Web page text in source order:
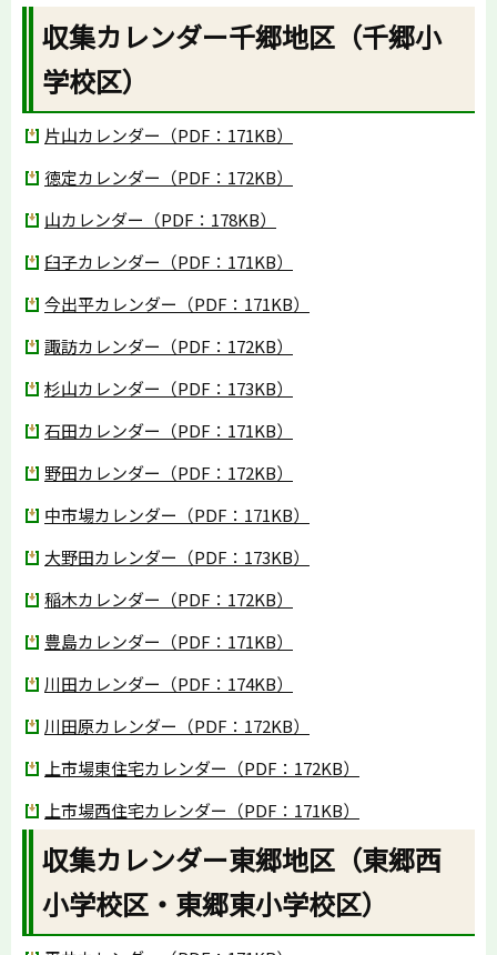
収集カレンダー千郷地区（千郷小
学校区）
片山カレンダー（PDF：171KB）
徳定カレンダー（PDF：172KB）
山カレンダー（PDF：178KB）
臼子カレンダー（PDF：171KB）
今出平カレンダー（PDF：171KB）
諏訪カレンダー（PDF：172KB）
杉山カレンダー（PDF：173KB）
石田カレンダー（PDF：171KB）
野田カレンダー（PDF：172KB）
中市場カレンダー（PDF：171KB）
大野田カレンダー（PDF：173KB）
稲木カレンダー（PDF：172KB）
豊島カレンダー（PDF：171KB）
川田カレンダー（PDF：174KB）
川田原カレンダー（PDF：172KB）
上市場東住宅カレンダー（PDF：172KB）
上市場西住宅カレンダー（PDF：171KB）
収集カレンダー東郷地区（東郷西
小学校区・東郷東小学校区）